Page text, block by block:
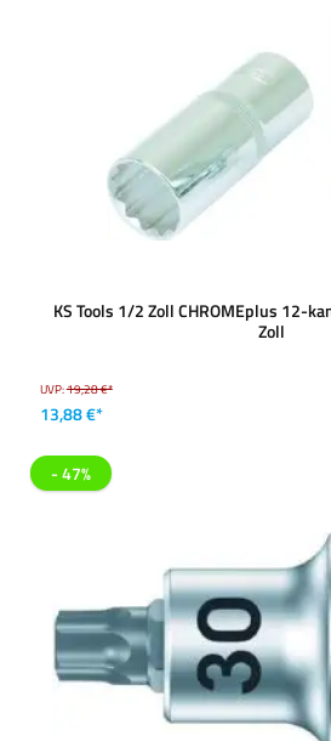
KS Tools 1/2 Zoll CHROMEplus 12-
Zoll
UVP:19,28 €*
13,88 €*
- 47%